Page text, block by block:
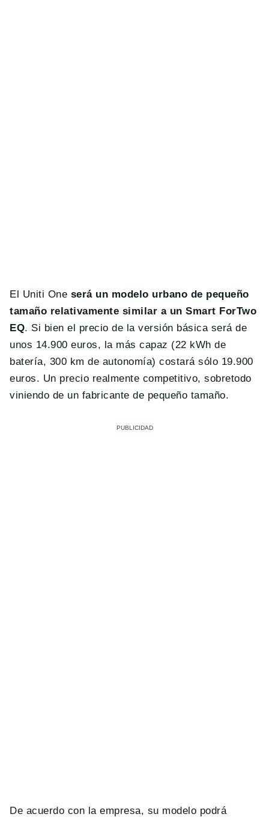
El Uniti One será un modelo urbano de pequeño
tamaño relativamente similar a un Smart ForTwo
EQ. Si bien el precio de la versión básica será de
unos 14.900 euros, la más capaz (22 kWh de
batería, 300 km de autonomía) costará sólo 19.900
euros. Un precio realmente competitivo, sobretodo
viniendo de un fabricante de pequeño tamaño.
De acuerdo con la empresa, su modelo podrá